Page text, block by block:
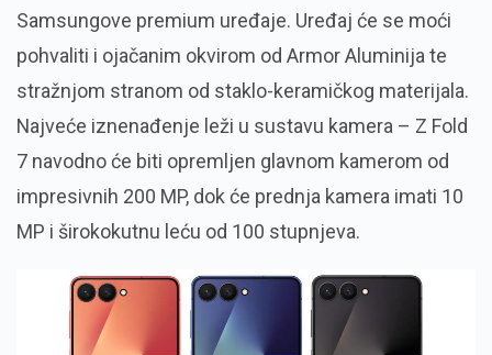
Samsungove premium uređaje. Uređaj će se moći
pohvaliti i ojačanim okvirom od Armor Aluminija te
stražnjom stranom od staklo-keramičkog materijala.
Najveće iznenađenje leži u sustavu kamera – Z Fold
7 navodno će biti opremljen glavnom kamerom od
impresivnih 200 MP, dok će prednja kamera imati 10
MP i širokokutnu leću od 100 stupnjeva.